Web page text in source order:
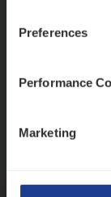
Preferences
Performance
Marketing